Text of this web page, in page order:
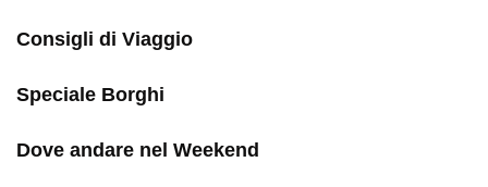
Consigli di Viaggio
Speciale Borghi
Dove andare nel Weekend